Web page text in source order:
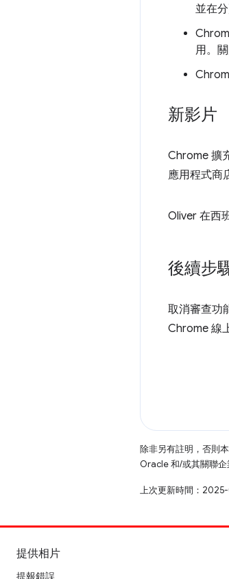
並在
用。
新影片
Chrome 擴
應用程式商
Oliver 在西
後續步
取消審查功
Chrome 線
除非另有註明，否則
Oracle 和/或其關聯企
上次更新時間：2025-
提供相片
提報錯誤